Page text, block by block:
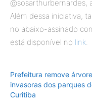
@sosarthurbernardes,
Além dessa iniciativa,
no abaixo-assinado
está disponível no link.
Prefeitura remove
invasoras dos parques
Curitiba